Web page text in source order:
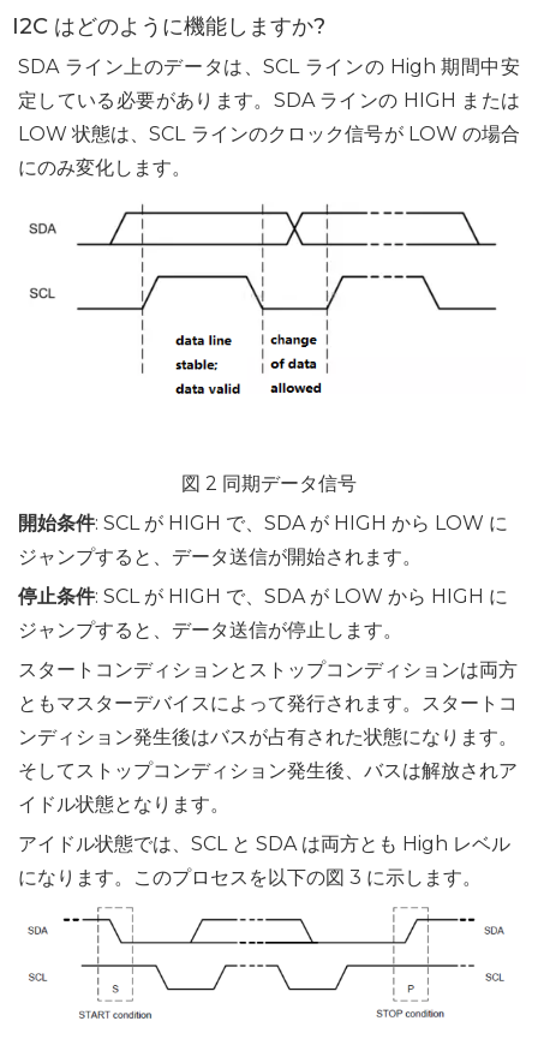
I2C はどのように機能しますか?
SDA ライン上のデータは、SCL ラインの High 期間中安
定している必要があります。SDA ラインの HIGH または
LOW 状態は、SCL ラインのクロック信号が LOW の場合
にのみ変化します。
図 2 同期データ信号
開始条件: SCL が HIGH で、SDA が HIGH から LOW に
ジャンプすると、データ送信が開始されます。
停止条件: SCL が HIGH で、SDA が LOW から HIGH に
ジャンプすると、データ送信が停止します。
スタートコンディションとストップコンディションは両方
ともマスターデバイスによって発行されます。スタートコ
ンディション発生後はバスが占有された状態になります。
そしてストップコンディション発生後、バスは解放されア
イドル状態となります。
アイドル状態では、SCL と SDA は両方とも High レベル
になります。このプロセスを以下の図 3 に示します。